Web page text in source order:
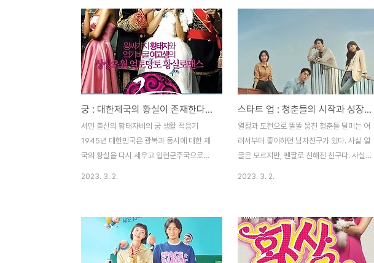
화로 각종 스캔들만 남긴 채 해체하였다. 구
애정은 간간이 방송에 출연하며 생계형 연예
인으로 겨우 방송가에 발붙이고 있었다. 반면
인공심장을 가진 독고진(차승원)은 전 국민의
사랑을 받는 톱스타의 자리에 오르게 된다.
어느 날, 주유소에 간 구애정은 우연히 독고
진과 마주치게 되었고, 그리 좋은 인상으로
만나진 않았는데, 독고진은 차 안에서 얼굴도
보여주지 않은 채 구애정의 손에 싸인 만 남
기고 떠났다...
로 오해하고 길라임을 데리고 오스카를 만나
러 간다. 유명연예인이 만나자고 하니 의심
없이 따라간 길라임. 오스카를 만나러 호텔
로비로 들어갔고 엘리베이터를 타는 길라임
과는 달리 폐소공포증으로 인해 엘리베이터
를 타지 못하는 주원. 다른 핑계를 대고 계단
으로 올라갔고 그런 주원을 이상하게 생각하
는 길라임이다. 호텔에 들어간 라임은 ..
궁 : 대한제국의 황실이 존재한다는 설정의 드라마
서민 출신의 황태자비의 궁 생활 적응기
1945년 대한민국은 광복과 동시에 대한 제
국의 황실을 다시 세우고 입헌군주국으로써
교에 다니고 있던 평범한 여고생 채경. 어느
날 아버지가 빚보증을 잘못 서는 바람에 집안
의 가세가 크게 기울게 된다. 이 학교에는 황
2023. 3. 2.
스타트 업 : 청춘들의 시작과 성장을 담은 드라마
열정과 도전으로 똘똘 뭉친 청춘들 달미는 어
려서부터 좋아하던 남자친구가 있다. 사실 얼
굴은 모르지만, 펜팔로 친해진 친구다. 사실,
지평 에게 달미의 펜팔 친구를 해 달라고 부
탁해서 하게 되었다. 소년 지평은 신문에서
수학 올림피아드 금상을 받은 남도산 이라는
2023. 3. 2.